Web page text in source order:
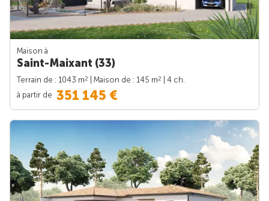
Maison à
Saint-Maixant (33)
Terrain de : 1043 m2 | Maison de : 145 m2
| 4 ch.
à partir de 351 145 €